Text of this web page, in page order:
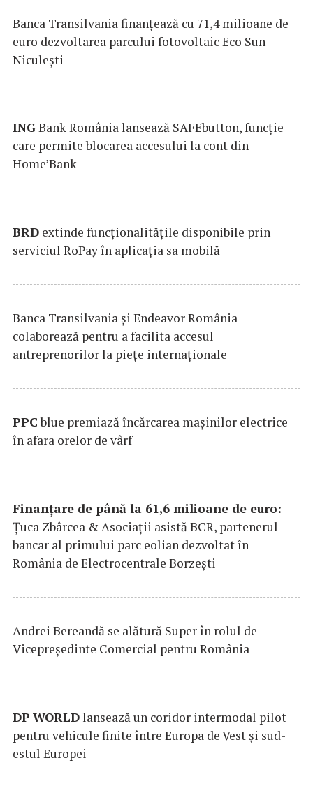
Banca Transilvania finanțează cu 71,4 milioane de
euro dezvoltarea parcului fotovoltaic Eco Sun
Niculești
INGBank România lansează SAFEbutton, funcţie
care permite blocarea accesului la cont din
Home’Bank
BRD extinde funcţionalităţile disponibile prin
serviciul RoPay în aplicaţia sa mobilă
Banca Transilvania şi Endeavor România
colaborează pentru a facilita accesul
antreprenorilor la pieţe internaţionale
PPCblue premiază încărcarea maşinilor electrice
în afara orelor de vârf
Finanțare de până la 61,6 milioane de euro:
Țuca Zbârcea & Asociații asistă BCR, partenerul
bancar al primului parc eolian dezvoltat în
România de Electrocentrale Borzești
Andrei Bereandă se alătură Super în rolul de
Vicepreședinte Comercial pentru România
DP WORLDlansează un coridor intermodal pilot
pentru vehicule finite între Europa de Vest și sud-
estul Europei